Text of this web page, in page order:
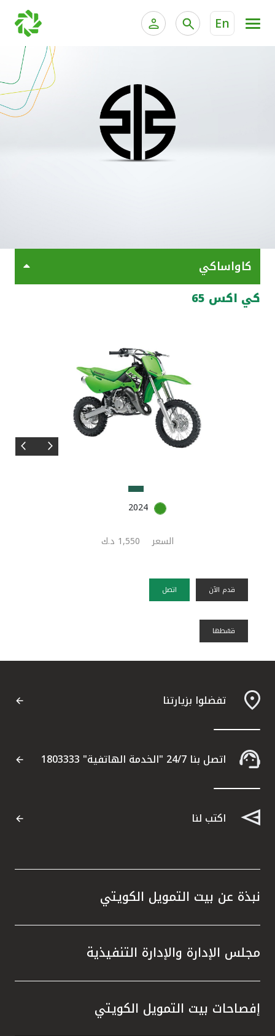
En
الخدمات المصرفية الإلكترونية للشركات
خدمة "بيتك" للتداول الإلكتروني
الخدمات المالية الخاصة
جميع السيارات
اتصل بنا
مواقع الفروع وأجهزة الصرف الآلي
كاواساكي
كي اكس 65
2024
السعر
قدم الآن اتصل
قسًطها
تفضلوا بزيارتنا
اتصل بنا 24/7 "الخدمة الهاتفية" 1803333
اكتب لنا
نبذة عن بيت التمويل الكويتي
مجلس الإدارة والإدارة التنفيذية
إفصاحات بيت التمويل الكويتي